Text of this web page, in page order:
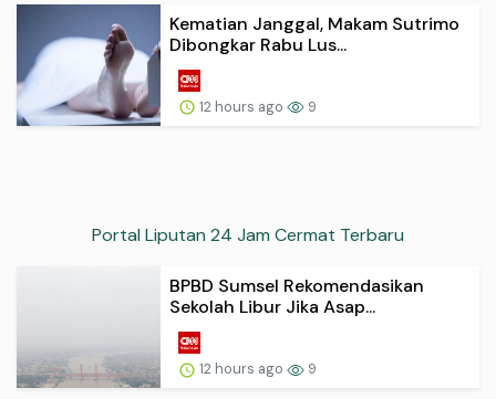
Kematian Janggal, Makam Sutrimo
Dibongkar Rabu Lus...
12 hours ago 9
Portal Liputan 24 Jam Cermat Terbaru
BPBD Sumsel Rekomendasikan
Sekolah Libur Jika Asap...
12 hours ago 9